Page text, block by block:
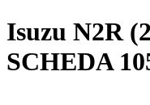
Isuzu N2R
SCHEDA